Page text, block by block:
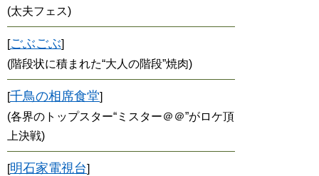
(太夫フェス)
[ごぶごぶ]
(階段状に積まれた“大人の階段”焼肉)
[千鳥の相席食堂]
(各界のトップスター“ミスター＠＠”がロケ頂
上決戦)
[明石家電視台]